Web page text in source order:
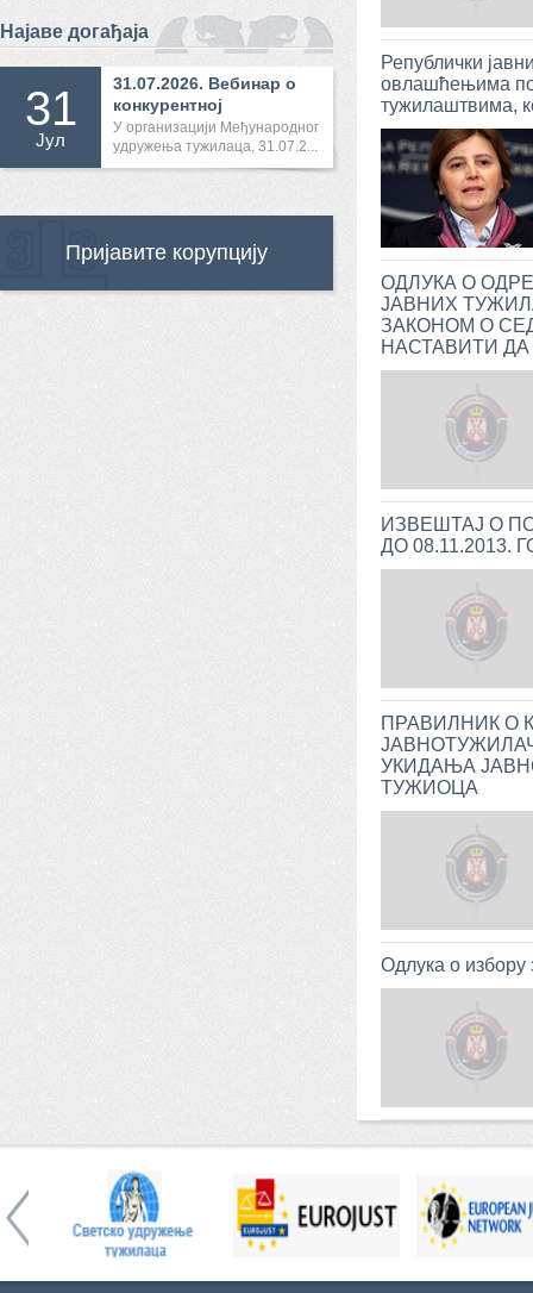
Републички
овлашћењима
тужилаштвима,
ОДЛУКА О
ЈАВНИХ
ЗАКОНОМ О
НАСТАВИТИ
ИЗВЕШТАЈ О
ДО 08.11.2013.
ПРАВИЛНИК О
УКИДАЊА
ТУЖИОЦА
Одлука о избору
Најаве догађаја
31
Јул
31.07.2026. Вебинар о
конкурентној
међународној...
У организацији Међународног
удружења тужилаца, 31.07.2...
Пријавите корупцију